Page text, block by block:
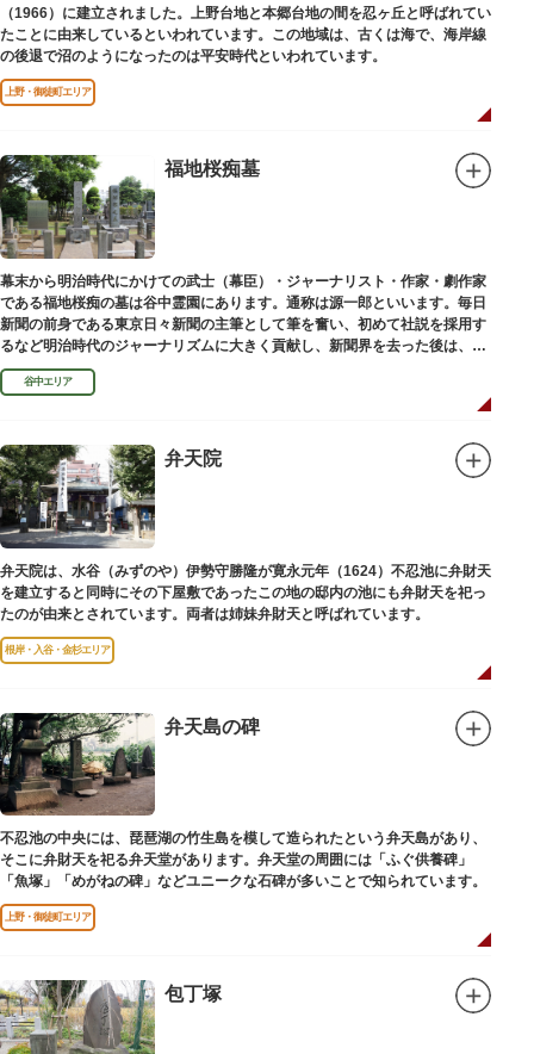
（1966）に建立されました。上野台地と本郷台地の間を忍ヶ丘と呼ばれてい
たことに由来しているといわれています。この地域は、古くは海で、海岸線
の後退で沼のようになったのは平安時代といわれています。
上野・御徒町エリア
福地桜痴墓
幕末から明治時代にかけての武士（幕臣）・ジャーナリスト・作家・劇作家
である福地桜痴の墓は谷中霊園にあります。通称は源一郎といいます。毎日
新聞の前身である東京日々新聞の主筆として筆を奮い、初めて社説を採用す
るなど明治時代のジャーナリズムに大きく貢献し、新聞界を去った後は、文
学者として活躍しました。
谷中エリア
弁天院
弁天院は、水谷（みずのや）伊勢守勝隆が寛永元年（1624）不忍池に弁財天
を建立すると同時にその下屋敷であったこの地の邸内の池にも弁財天を祀っ
たのが由来とされています。両者は姉妹弁財天と呼ばれています。
根岸・入谷・金杉エリア
弁天島の碑
不忍池の中央には、琵琶湖の竹生島を模して造られたという弁天島があり、
そこに弁財天を祀る弁天堂があります。弁天堂の周囲には「ふぐ供養碑」
「魚塚」「めがねの碑」などユニークな石碑が多いことで知られています。
上野・御徒町エリア
包丁塚